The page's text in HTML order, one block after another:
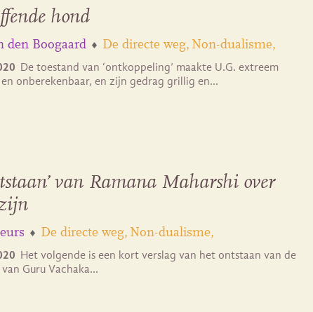
hond
den Boogaard De directe weg Non-dualisme
De toestand van ‘ontkoppeling’ maakte U.G. extreem
onberekenbaar, en zijn gedrag grillig en…
van Ramana Maharshi over
De directe weg Non-dualisme
Het volgende is een kort verslag van het ontstaan van de
Guru Vachaka…